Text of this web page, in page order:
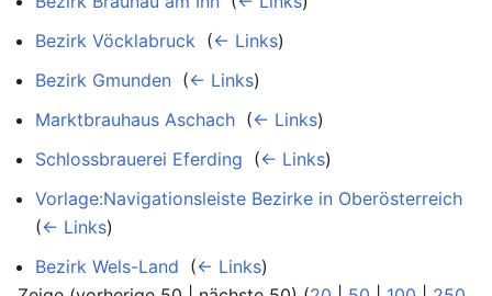
Bezirk Vöcklabruck (← Links)
Bezirk Gmunden (← Links)
Marktbrauhaus Aschach (← Links)
Schlossbrauerei Eferding (← Links)
Vorlage:Navigationsleiste Bezirke in Oberösterreich
(← Links)
Bezirk Wels-Land (← Links)